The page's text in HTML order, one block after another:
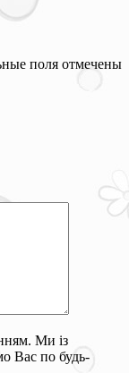
поля отмечены
Ми із
Вас по будь-